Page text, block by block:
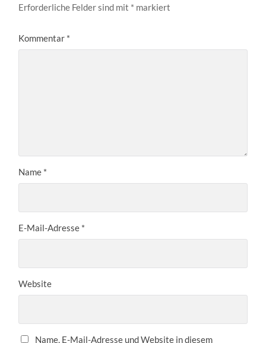
Erforderliche Felder sind mit * markiert
Kommentar *
Name *
E-Mail-Adresse *
Website
Name, E-Mail-Adresse und Website in diesem